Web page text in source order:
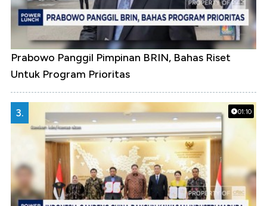
Prabowo Panggil Pimpinan BRIN, Bahas Riset
Untuk Program Prioritas
01:10
3.